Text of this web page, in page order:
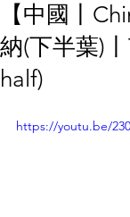
【中國丨
納(下半葉)
half)
https://youtu.be/